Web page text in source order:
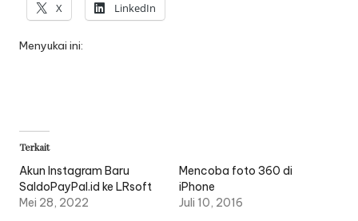
X
LinkedIn
Menyukai ini:
Terkait
Akun Instagram Baru
SaldoPayPal.id ke LRsoft
Mei 28, 2022
Mencoba foto 360 di
iPhone
Juli 10, 2016